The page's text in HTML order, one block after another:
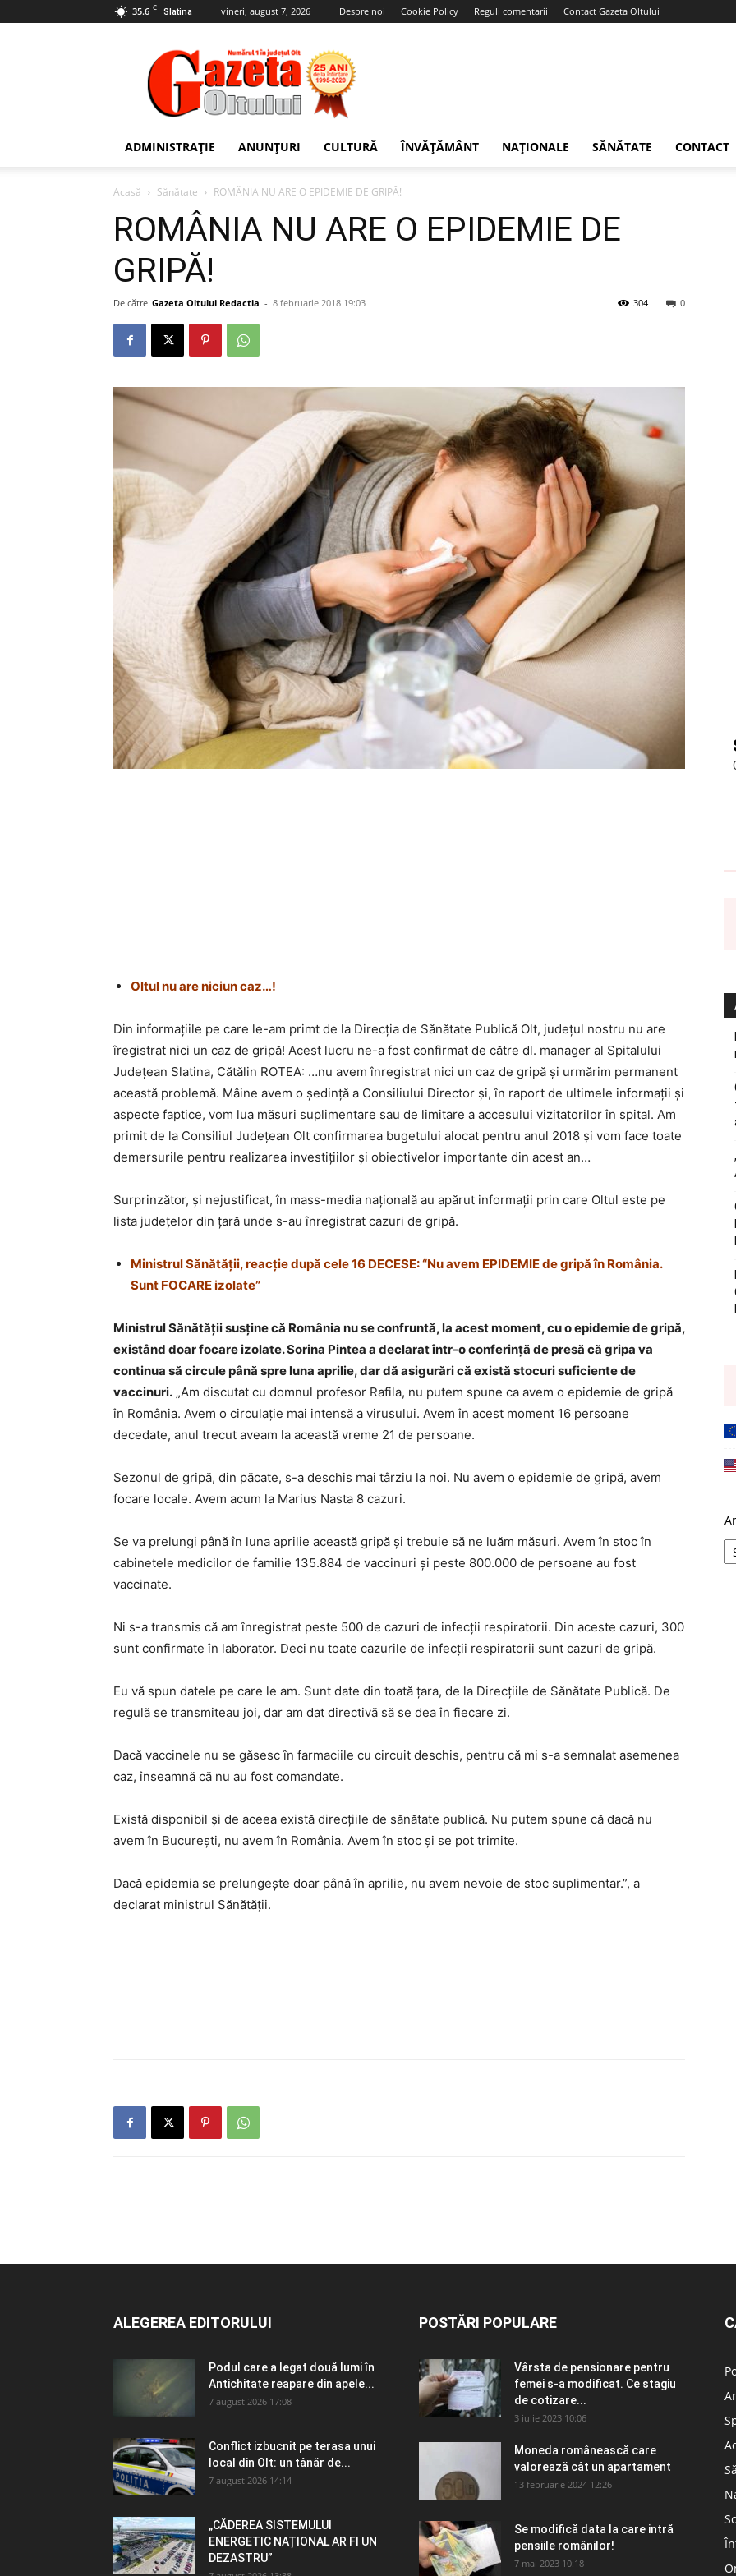
35.6 C Slatina vineri, august 7, 2026 Despre noi Cookie Policy Reguli comentarii Contact Gazeta Oltului
Gazeta
Oltului
ADMINISTRAȚIE ANUNȚURI CULTURĂ ÎNVĂȚĂMÂNT NAȚIONALE SĂNĂTATE CONTACT
Acasă Sănătate ROMÂNIA NU ARE O EPIDEMIE DE GRIPĂ!
ROMÂNIA NU ARE O EPIDEMIE DE
GRIPĂ!
De către Gazeta Oltului Redactia - 8 februarie 2018 19:03 0
304
Oltul nu are niciun caz…!
Din informațiile pe care le-am primt de la Direcția de Sănătate Publică Olt, județul nostru nu are
îregistrat nici un caz de gripă! Acest lucru ne-a fost confirmat de către dl. manager al Spitalului
Județean Slatina, Cătălin ROTEA: …nu avem înregistrat nici un caz de gripă și urmărim permanent
această problemă. Mâine avem o ședință a Consiliului Director și, în raport de ultimele informații și
aspecte faptice, vom lua măsuri suplimentare sau de limitare a accesului vizitatorilor în spital. Am
primit de la Consiliul Județean Olt confirmarea bugetului alocat pentru anul 2018 și vom face toate
demersurile pentru realizarea investițiilor și obiectivelor importante din acest an…
Surprinzător, și nejustificat, în mass-media națională au apărut informații prin care Oltul este pe
lista județelor din țară unde s-au înregistrat cazuri de gripă.
Ministrul Sănătăţii, reacţie după cele 16 DECESE: “Nu avem EPIDEMIE de gripă în România.
Sunt FOCARE izolate”
Ministrul Sănătăţii susţine că România nu se confruntă, la acest moment, cu o epidemie de gripă,
existând doar focare izolate. Sorina Pintea a declarat într-o conferinţă de presă că gripa va
continua să circule până spre luna aprilie, dar dă asigurări că există stocuri suficiente de
vaccinuri. „Am discutat cu domnul profesor Rafila, nu putem spune ca avem o epidemie de gripă
în România. Avem o circulaţie mai intensă a virusului. Avem în acest moment 16 persoane
decedate, anul trecut aveam la această vreme 21 de persoane.
Sezonul de gripă, din păcate, s-a deschis mai târziu la noi. Nu avem o epidemie de gripă, avem
focare locale. Avem acum la Marius Nasta 8 cazuri.
Se va prelungi până în luna aprilie această gripă şi trebuie să ne luăm măsuri. Avem în stoc în
cabinetele medicilor de familie 135.884 de vaccinuri şi peste 800.000 de persoane au fost
vaccinate.
Ni s-a transmis că am înregistrat peste 500 de cazuri de infecţii respiratorii. Din aceste cazuri, 300
sunt confirmate în laborator. Deci nu toate cazurile de infecţii respiratorii sunt cazuri de gripă.
Eu vă spun datele pe care le am. Sunt date din toată ţara, de la Direcţiile de Sănătate Publică. De
regulă se transmiteau joi, dar am dat directivă să se dea în fiecare zi.
Dacă vaccinele nu se găsesc în farmaciile cu circuit deschis, pentru că mi s-a semnalat asemenea
caz, înseamnă că nu au fost comandate.
Există disponibil şi de aceea există direcţiile de sănătate publică. Nu putem spune că dacă nu
avem în Bucureşti, nu avem în România. Avem în stoc şi se pot trimite.
Dacă epidemia se prelungeşte doar până în aprilie, nu avem nevoie de stoc suplimentar.”, a
declarat ministrul Sănătăţii.
ALEGEREA EDITORULUI
Podul care a legat două lumi în
Antichitate reapare din apele...
7 august 2026 17:08
Conflict izbucnit pe terasa unui
local din Olt: un tânăr de...
7 august 2026 14:14
„CĂDEREA SISTEMULUI
ENERGETIC NAȚIONAL AR FI UN
DEZASTRU”
POSTĂRI POPULARE
Vârsta de pensionare pentru
femei s-a modificat. Ce stagiu
de cotizare...
3 iulie 2023 10:06
Moneda românească care
valorează cât un apartament
13 februarie 2024 12:26
Se modifică data la care intră
pensiile românilor!
7 mai 2023 10:18